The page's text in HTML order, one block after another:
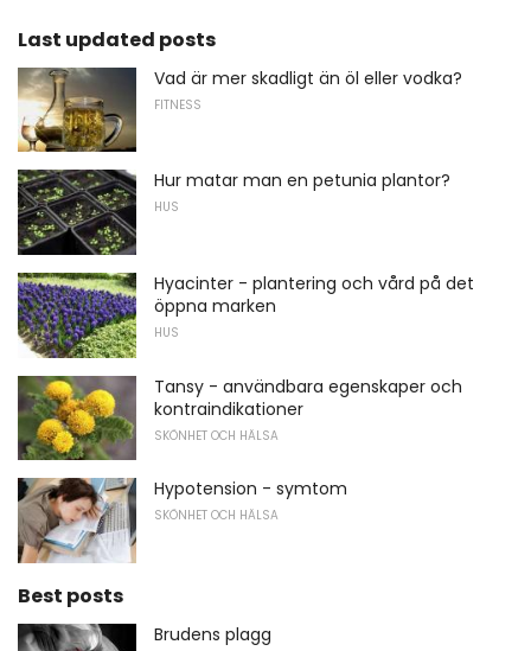
Last updated posts
Vad är mer skadligt än öl eller vodka?
FITNESS
Hur matar man en petunia plantor?
HUS
Hyacinter - plantering och vård på det
öppna marken
HUS
Tansy - användbara egenskaper och
kontraindikationer
SKÖNHET OCH HÄLSA
Hypotension - symtom
SKÖNHET OCH HÄLSA
Best posts
Brudens plagg